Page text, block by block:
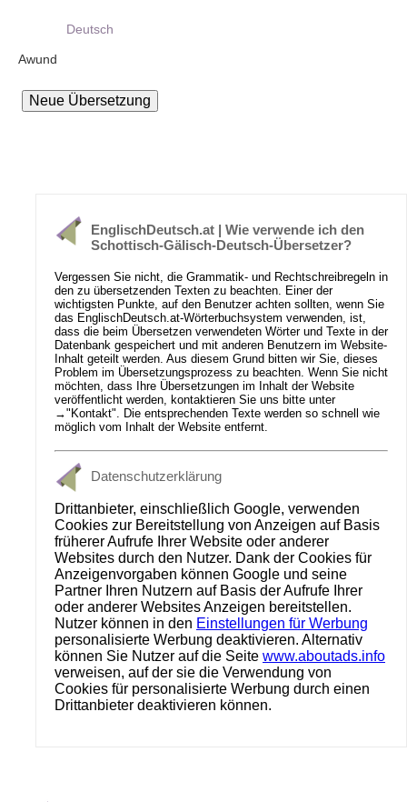
Deutsch
Awund
EnglischDeutsch.at | Wie verwende ich den
Schottisch-Gälisch-Deutsch-Übersetzer?
Vergessen Sie nicht, die Grammatik- und Rechtschreibregeln in
den zu übersetzenden Texten zu beachten. Einer der
wichtigsten Punkte, auf den Benutzer achten sollten, wenn Sie
das EnglischDeutsch.at-Wörterbuchsystem verwenden, ist,
dass die beim Übersetzen verwendeten Wörter und Texte in der
Datenbank gespeichert und mit anderen Benutzern im Website-
Inhalt geteilt werden. Aus diesem Grund bitten wir Sie, dieses
Problem im Übersetzungsprozess zu beachten. Wenn Sie nicht
möchten, dass Ihre Übersetzungen im Inhalt der Website
veröffentlicht werden, kontaktieren Sie uns bitte unter
→"Kontakt" . Die entsprechenden Texte werden so schnell wie
möglich vom Inhalt der Website entfernt.
Datenschutzerklärung
Drittanbieter, einschließlich Google, verwenden
Cookies zur Bereitstellung von Anzeigen auf Basis
früherer Aufrufe Ihrer Website oder anderer
Websites durch den Nutzer. Dank der Cookies für
Anzeigenvorgaben können Google und seine
Partner Ihren Nutzern auf Basis der Aufrufe Ihrer
oder anderer Websites Anzeigen bereitstellen.
Nutzer können in den Einstellungen für Werbung
personalisierte Werbung deaktivieren. Alternativ
können Sie Nutzer auf die Seite www.aboutads.info
verweisen, auf der sie die Verwendung von
Cookies für personalisierte Werbung durch einen
Drittanbieter deaktivieren können.